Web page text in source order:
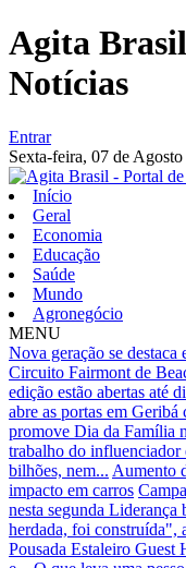
Agita
Notícias
Entrar
Sexta-feira, 07 de
Início
Geral
Economia
Educação
Saúde
Mundo
Agronegócio
MENU
Nova geração se destaca
Circuito Fairmont de
edição estão abertas até
abre as portas em
promove Dia da Família
trabalho do influenciador
bilhões, nem... Aumento
impacto em carros
nesta segunda Liderança
herdada, foi construída",
Pousada Estaleiro Guest